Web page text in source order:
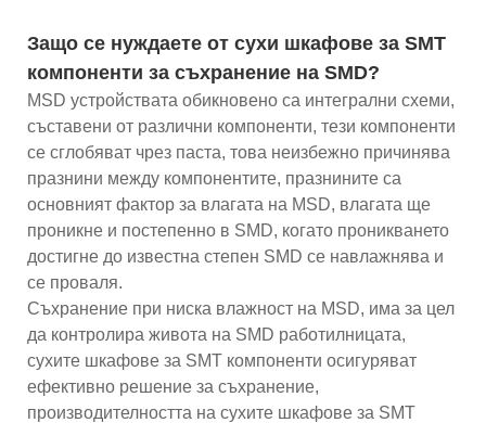
Защо се нуждаете от сухи шкафове за SMT
компоненти за съхранение на SMD?
MSD устройствата обикновено са интегрални схеми,
съставени от различни компоненти, тези компоненти
се сглобяват чрез паста, това неизбежно причинява
празнини между компонентите, празнините са
основният фактор за влагата на MSD, влагата ще
проникне и постепенно в SMD, когато проникването
достигне до известна степен SMD се навлажнява и
се проваля.
Съхранение при ниска влажност на MSD, има за цел
да контролира живота на SMD работилницата,
сухите шкафове за SMT компоненти осигуряват
ефективно решение за съхранение,
производителността на сухите шкафове за SMT